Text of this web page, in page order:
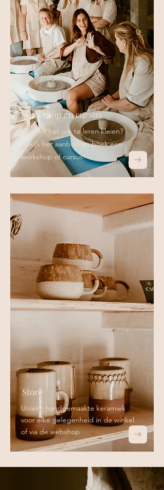
Workshop en cursus
Kriebelt het om te leren kleien?
Bekijk het aanbod en boek een
workshop of cursus!
Store
Unieke handgemaakte keramiek
voor elke gelegenheid in de winkel
ofvia de webshop